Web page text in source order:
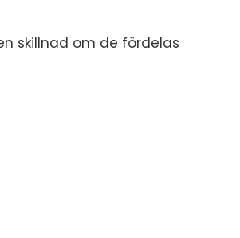
skillnad om de fördelas